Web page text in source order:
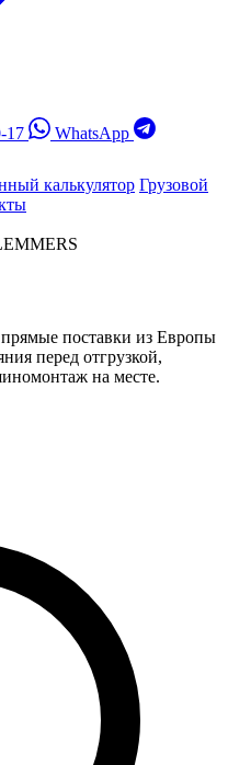
17
WhatsApp
калькулятор Грузовой
поставки из Европы
перед отгрузкой,
на месте.